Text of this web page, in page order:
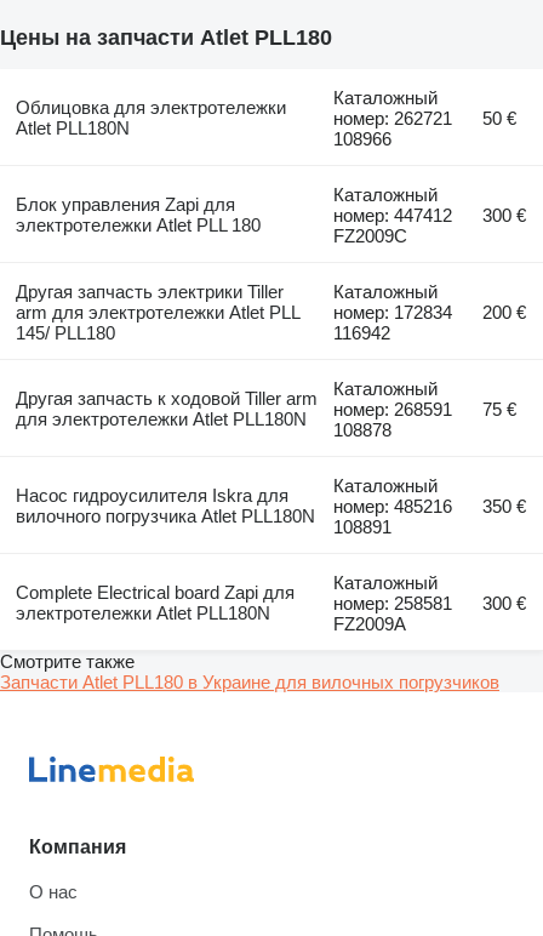
Цены на запчасти Atlet PLL180
Облицовка для электротележки
Atlet PLL180N
Каталожный
номер: 262721
108966
50 €
Блок управления Zapi для
электротележки Atlet PLL 180
Каталожный
номер: 447412
FZ2009C
300 €
Другая запчасть электрики Tiller
arm для электротележки Atlet PLL
145/ PLL180
Каталожный
номер: 172834
116942
200 €
Другая запчасть к ходовой Tiller arm
для электротележки Atlet PLL180N
Каталожный
номер: 268591
108878
75 €
Насос гидроусилителя Iskra для
вилочного погрузчика Atlet PLL180N
Каталожный
номер: 485216
108891
350 €
Complete Electrical board Zapi для
электротележки Atlet PLL180N
Каталожный
номер: 258581
FZ2009A
300 €
Смотрите также
Запчасти Atlet PLL180 в Украине для вилочных погрузчиков
Компания
О нас